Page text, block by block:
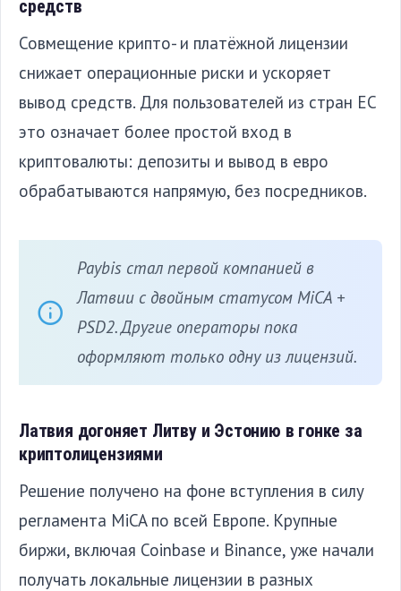
средств
Совмещение крипто- и платёжной лицензии
снижает операционные риски и ускоряет
вывод средств. Для пользователей из стран ЕС
это означает более простой вход в
криптовалюты: депозиты и вывод в евро
обрабатываются напрямую, без посредников.
Paybis стал первой компанией в
Латвии с двойным статусом MiCA +
PSD2. Другие операторы пока
оформляют только одну из лицензий.
Латвия догоняет Литву и Эстонию в гонке за
криптолицензиями
Решение получено на фоне вступления в силу
регламента MiCA по всей Европе. Крупные
биржи, включая Coinbase и Binance, уже начали
получать локальные лицензии в разных